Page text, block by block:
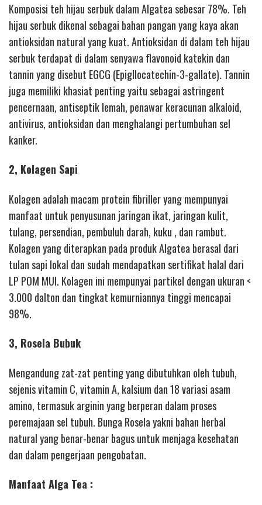
Komposisi teh hijau serbuk dalam Algatea sebesar 78%. Teh
hijau serbuk dikenal sebagai bahan pangan yang kaya akan
antioksidan natural yang kuat. Antioksidan di dalam teh hijau
serbuk terdapat di dalam senyawa flavonoid katekin dan
tannin yang disebut EGCG (Epigllocatechin-3-gallate). Tannin
juga memiliki khasiat penting yaitu sebagai astringent
pencernaan, antiseptik lemah, penawar keracunan alkaloid,
antivirus, antioksidan dan menghalangi pertumbuhan sel
kanker.
2, Kolagen Sapi
Kolagen adalah macam protein fibriller yang mempunyai
manfaat untuk penyusunan jaringan ikat, jaringan kulit,
tulang, persendian, pembuluh darah, kuku , dan rambut.
Kolagen yang diterapkan pada produk Algatea berasal dari
tulan sapi lokal dan sudah mendapatkan sertifikat halal dari
LP POM MUI. Kolagen ini mempunyai partikel dengan ukuran <
3.000 dalton dan tingkat kemurniannya tinggi mencapai
98%.
3, Rosela Bubuk
Mengandung zat-zat penting yang dibutuhkan oleh tubuh,
sejenis vitamin C, vitamin A, kalsium dan 18 variasi asam
amino, termasuk arginin yang berperan dalam proses
peremajaan sel tubuh. Bunga Rosela yakni bahan herbal
natural yang benar-benar bagus untuk menjaga kesehatan
dan dalam pengerjaan pengobatan.
Manfaat Alga Tea :